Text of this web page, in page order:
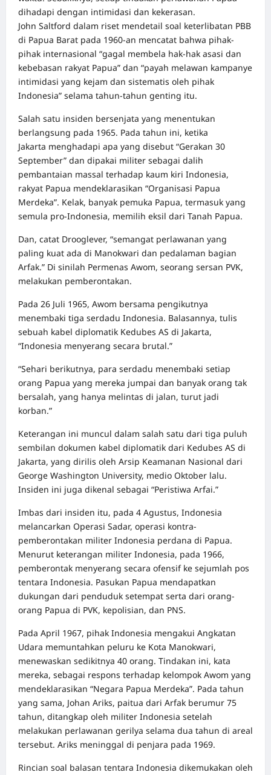
dihadapi dengan intimidasi dan kekerasan.
John Saltford dalam riset mendetail soal keterlibatan PBB
di Papua Barat pada 1960-an mencatat bahwa pihak-
pihak internasional “gagal membela hak-hak asasi dan
kebebasan rakyat Papua” dan “payah melawan kampanye
intimidasi yang kejam dan sistematis oleh pihak
Indonesia” selama tahun-tahun genting itu.
Salah satu insiden bersenjata yang menentukan
berlangsung pada 1965. Pada tahun ini, ketika
Jakarta menghadapi apa yang disebut “Gerakan 30
September” dan dipakai militer sebagai dalih
pembantaian massal terhadap kaum kiri Indonesia,
rakyat Papua mendeklarasikan “Organisasi Papua
Merdeka”. Kelak, banyak pemuka Papua, termasuk yang
semula pro-Indonesia, memilih eksil dari Tanah Papua.
Dan, catat Drooglever, “semangat perlawanan yang
paling kuat ada di Manokwari dan pedalaman bagian
Arfak.” Di sinilah Permenas Awom, seorang sersan PVK,
melakukan pemberontakan.
Pada 26 Juli 1965, Awom bersama pengikutnya
menembaki tiga serdadu Indonesia. Balasannya, tulis
sebuah kabel diplomatik Kedubes AS di Jakarta,
“Indonesia menyerang secara brutal.”
“Sehari berikutnya, para serdadu menembaki setiap
orang Papua yang mereka jumpai dan banyak orang tak
bersalah, yang hanya melintas di jalan, turut jadi
korban.”
Keterangan ini muncul dalam salah satu dari tiga puluh
sembilan dokumen kabel diplomatik dari Kedubes AS di
Jakarta, yang dirilis oleh Arsip Keamanan Nasional dari
George Washington University, medio Oktober lalu.
Insiden ini juga dikenal sebagai “Peristiwa Arfai.”
Imbas dari insiden itu, pada 4 Agustus, Indonesia
melancarkan Operasi Sadar, operasi kontra-
pemberontakan militer Indonesia perdana di Papua.
Menurut keterangan militer Indonesia, pada 1966,
pemberontak menyerang secara ofensif ke sejumlah pos
tentara Indonesia. Pasukan Papua mendapatkan
dukungan dari penduduk setempat serta dari orang-
orang Papua di PVK, kepolisian, dan PNS.
Pada April 1967, pihak Indonesia mengakui Angkatan
Udara memuntahkan peluru ke Kota Manokwari,
menewaskan sedikitnya 40 orang. Tindakan ini, kata
mereka, sebagai respons terhadap kelompok Awom yang
mendeklarasikan “Negara Papua Merdeka”. Pada tahun
yang sama, Johan Ariks, paitua dari Arfak berumur 75
tahun, ditangkap oleh militer Indonesia setelah
melakukan perlawanan gerilya selama dua tahun di areal
tersebut. Ariks meninggal di penjara pada 1969.
Rincian soal balasan tentara Indonesia dikemukakan oleh